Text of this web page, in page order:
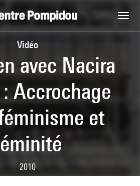
Vidéo
avec Nacira
Accrochage
et
2010